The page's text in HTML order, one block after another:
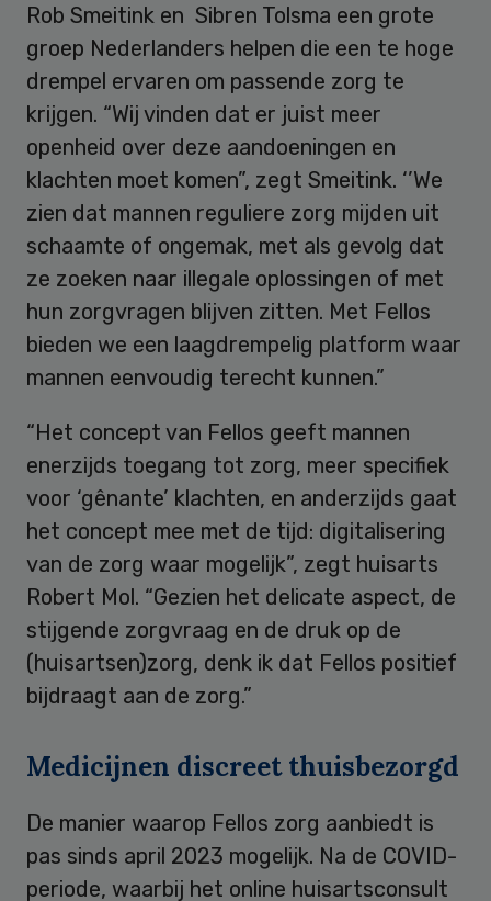
Rob Smeitink en Sibren Tolsma een grote
groep Nederlanders helpen die een te hoge
drempel ervaren om passende zorg te
krijgen. “Wij vinden dat er juist meer
openheid over deze aandoeningen en
klachten moet komen”, zegt Smeitink. ‘’We
zien dat mannen reguliere zorg mijden uit
schaamte of ongemak, met als gevolg dat
ze zoeken naar illegale oplossingen of met
hun zorgvragen blijven zitten. Met Fellos
bieden we een laagdrempelig platform waar
mannen eenvoudig terecht kunnen.”
“Het concept van Fellos geeft mannen
enerzijds toegang tot zorg, meer specifiek
voor ‘gênante’ klachten, en anderzijds gaat
het concept mee met de tijd: digitalisering
van de zorg waar mogelijk”, zegt huisarts
Robert Mol. “Gezien het delicate aspect, de
stijgende zorgvraag en de druk op de
(huisartsen)zorg, denk ik dat Fellos positief
bijdraagt aan de zorg.”
Medicijnen discreet thuisbezorgd
De manier waarop Fellos zorg aanbiedt is
pas sinds april 2023 mogelijk. Na de COVID-
periode, waarbij het online huisartsconsult